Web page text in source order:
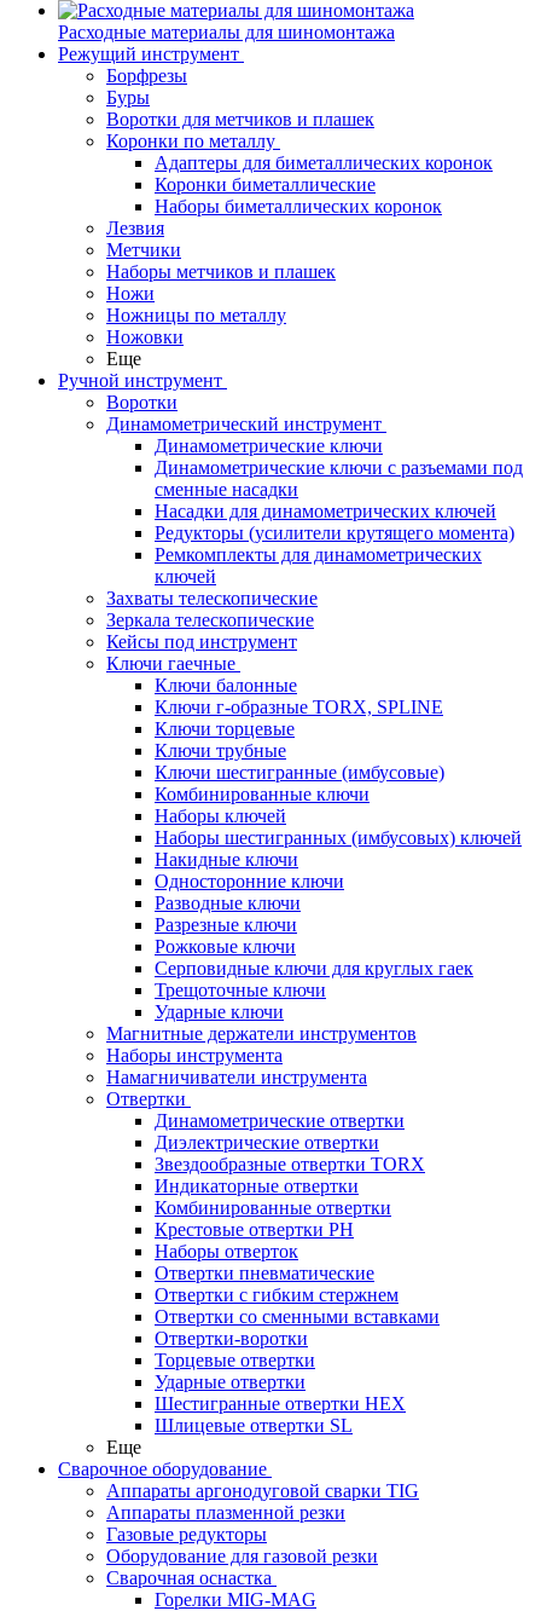
Расходные материалы для шиномонтажа
Режущий инструмент
Борфрезы
Буры
Воротки для метчиков и плашек
Коронки по металлу
Адаптеры для биметаллических коронок
Коронки биметаллические
Наборы биметаллических коронок
Лезвия
Метчики
Наборы метчиков и плашек
Ножи
Ножницы по металлу
Ножовки
Еще
Ручной инструмент
Воротки
Динамометрический инструмент
Динамометрические ключи
Динамометрические ключи с разъемами под
сменные насадки
Насадки для динамометрических ключей
Редукторы (усилители крутящего момента)
Ремкомплекты для динамометрических
ключей
Захваты телескопические
Зеркала телескопические
Кейсы под инструмент
Ключи гаечные
Ключи балонные
Ключи г-образные TORX, SPLINE
Ключи торцевые
Ключи трубные
Ключи шестигранные (имбусовые)
Комбинированные ключи
Наборы ключей
Наборы шестигранных (имбусовых) ключей
Накидные ключи
Односторонние ключи
Разводные ключи
Разрезные ключи
Рожковые ключи
Серповидные ключи для круглых гаек
Трещоточные ключи
Ударные ключи
Магнитные держатели инструментов
Наборы инструмента
Намагничиватели инструмента
Отвертки
Динамометрические отвертки
Диэлектрические отвертки
Звездообразные отвертки TORX
Индикаторные отвертки
Комбинированные отвертки
Крестовые отвертки PH
Наборы отверток
Отвертки пневматические
Отвертки с гибким стержнем
Отвертки со сменными вставками
Отвертки-воротки
Торцевые отвертки
Ударные отвертки
Шестигранные отвертки HEX
Шлицевые отвертки SL
Еще
Сварочное оборудование
Аппараты аргонодуговой сварки TIG
Аппараты плазменной резки
Газовые редукторы
Оборудование для газовой резки
Сварочная оснастка
Горелки MIG-MAG